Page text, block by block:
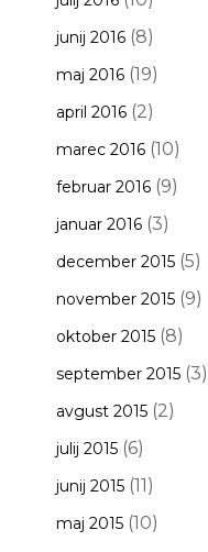
junij 2016(8)
maj 2016(19)
april 2016(2)
marec 2016(10)
februar 2016(9)
januar 2016(3)
december 2015(5)
november 2015(9)
oktober 2015(8)
september 2015(3)
avgust 2015(2)
julij 2015(6)
junij 2015(11)
maj 2015(10)